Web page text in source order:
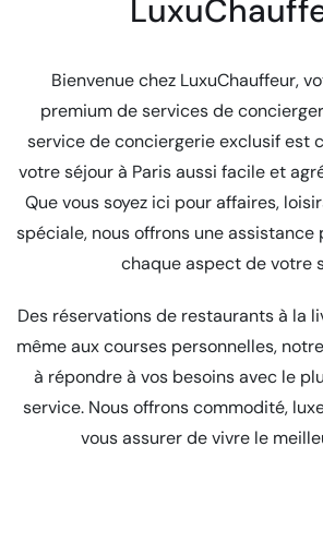
Bienvenue chez LuxuChauffeur,
premium de services de
service de conciergerie exclusif est
votre séjour à Paris aussi facile et
Que vous soyez ici pour affaires,
spéciale, nous offrons une assistance
chaque aspect de votre
Des réservations de restaurants à la
même aux courses personnelles,
à répondre à vos besoins avec le
service. Nous offrons commodité,
vous assurer de vivre le